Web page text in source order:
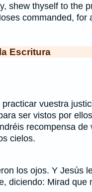
shew thyself to the
commanded, for
Escritura
vuestra
ser vistos por
recompensa de
cielos.
los ojos. Y Jesús
diciendo: Mirad que